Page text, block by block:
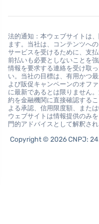
法的通知：本ウェブサイトは
ます。当社は、コンテンツへ
サービスを受けるために、支
前払いも必要としないことを
情報を要求する連絡を受け取
い。当社の目標は、有用かつ
よび販促キャンペーンのオフ
に最新であるとは限りません
約を金融機関に直接確認する
よる承認、信用限度額、また
ウェブサイトは情報提供のみ
門的アドバイスとして解釈さ
Copyright © 2026 CNPJ: